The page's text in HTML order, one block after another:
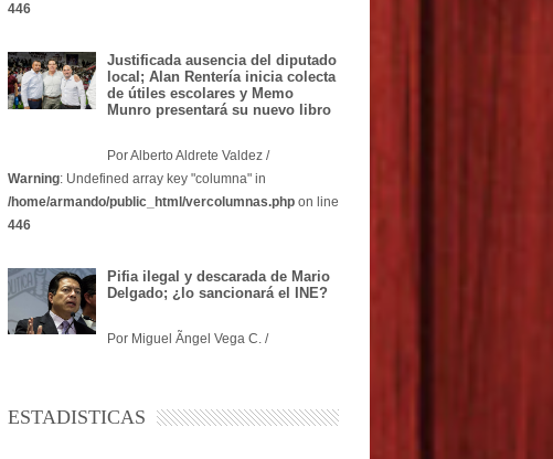
446
Justificada ausencia del diputado
local; Alan Rentería inicia colecta
de útiles escolares y Memo
Munro presentará su nuevo libro
Por Alberto Aldrete Valdez /
Warning: Undefined array key "columna" in
/home/armando/public_html/vercolumnas.php on line
446
Pifia ilegal y descarada de Mario
Delgado; ¿lo sancionará el INE?
Por Miguel Ãngel Vega C. /
ESTADISTICAS